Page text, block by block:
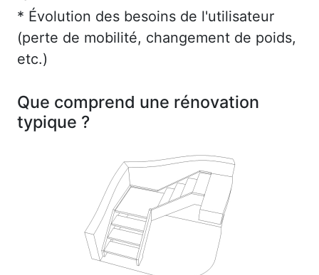
* Évolution des besoins de l'utilisateur
(perte de mobilité, changement de poids,
etc.)
Que comprend une rénovation
typique ?